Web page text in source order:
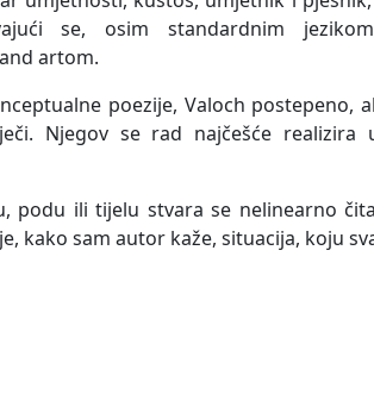
se, osim standardnim
artom.
poezije, Valoch
Njegov se rad najčešće realizira
podu ili tijelu stvara se nelinearno
kako sam autor kaže, situacija, koju